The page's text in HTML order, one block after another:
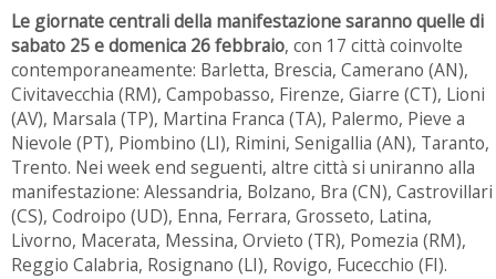
Le giornate centrali della manifestazione saranno quelle di
sabato 25 e domenica 26 febbraio, con 17 città coinvolte
contemporaneamente: Barletta, Brescia, Camerano (AN),
Civitavecchia (RM), Campobasso, Firenze, Giarre (CT), Lioni
(AV), Marsala (TP), Martina Franca (TA), Palermo, Pieve a
Nievole (PT), Piombino (LI), Rimini, Senigallia (AN), Taranto,
Trento. Nei week end seguenti, altre città si uniranno alla
manifestazione: Alessandria, Bolzano, Bra (CN), Castrovillari
(CS), Codroipo (UD), Enna, Ferrara, Grosseto, Latina,
Livorno, Macerata, Messina, Orvieto (TR), Pomezia (RM),
Reggio Calabria, Rosignano (LI), Rovigo, Fucecchio (FI).